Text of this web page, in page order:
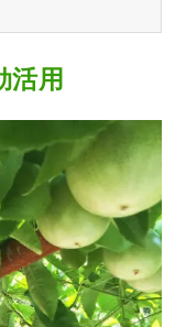
活用